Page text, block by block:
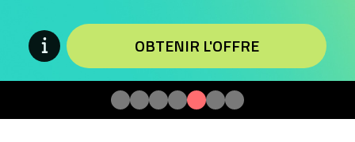
OBTENIR L'OFFRE